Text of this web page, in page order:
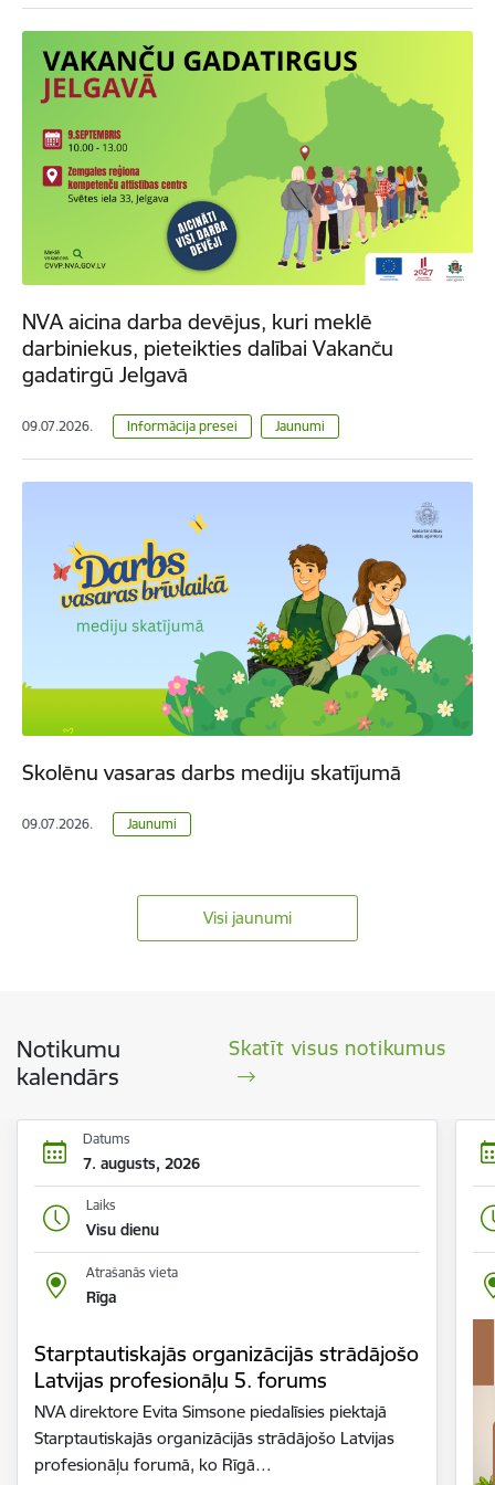
NVA aicina darba devējus, kuri meklē
darbiniekus, pieteikties dalībai Vakanču
gadatirgū Jelgavā
09.07.2026. Informācija presei Jaunumi
Skolēnu vasaras darbs mediju skatījumā
09.07.2026. Jaunumi
Visi jaunumi
Notikumu
kalendārs
Skatīt visus notikumus
Datums
7. augusts, 2026
Laiks
Visu dienu
Atrašanās vieta
Rīga
Starptautiskajās organizācijās strādājošo
Latvijas profesionāļu 5. forums
NVA direktore Evita Simsone piedalīsies piektajā
Starptautiskajās organizācijās strādājošo Latvijas
profesionāļu forumā, ko Rīgā…